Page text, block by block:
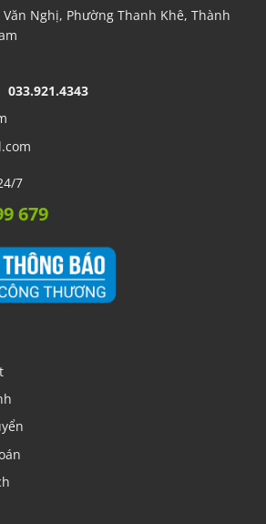
Văn Nghị, Phường Thanh Khê, Thành
033.921.4343
7
679